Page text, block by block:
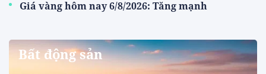
Giá vàng hôm nay 6/8/2026: Tăng mạnh
Bất động sản